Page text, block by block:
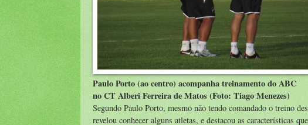
Paulo Porto (ao centro) acompanha treinamento do ABC
no CT Alberi Ferreira de Matos (Foto: Tiago Menezes)
Segundo Paulo Porto, mesmo não tendo comandado o treino
revelou conhecer alguns atletas, e destacou as características